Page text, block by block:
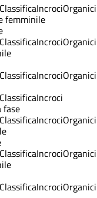
ClassificaIncrociOrganici
femminile
ClassificaIncrociOrganici
ClassificaIncrociOrganici
ClassificaIncroci
fase
ClassificaIncrociOrganici
ClassificaIncrociOrganici
ClassificaIncrociOrganici